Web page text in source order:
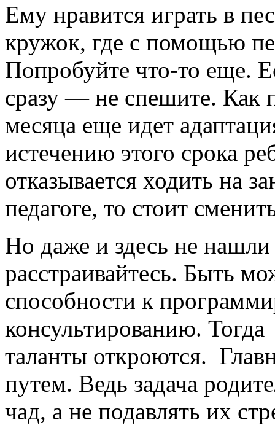
Ему нравится играть в
кружок, где с помощью
Попробуйте что-то еще.
сразу — не спешите. Как
месяца еще идет
истечению этого срока
отказывается ходить на
педагоге, то стоит
Но даже и здесь не
расстраивайтесь. Быть
способности к
консультированию.
таланты откроются.
путем. Ведь задача
чад, а не подавлять их